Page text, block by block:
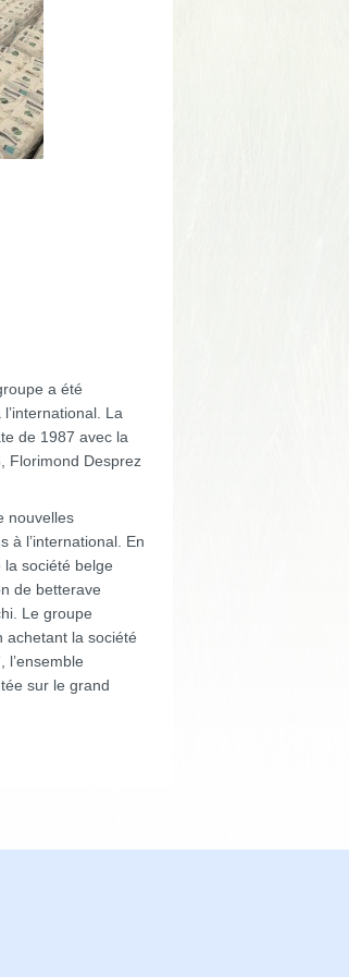
a été
La
de 1987 avec la
Florimond Desprez
nouvelles
à l’international. En
la société belge
de betterave
Le groupe
achetant la société
l’ensemble
sur le grand